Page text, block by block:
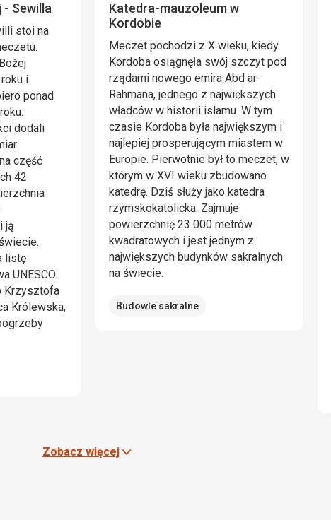
- Sewilla
stoi na
i
ponad
dodali
część
42
ją
listę
UNESCO.
Krzysztofa
Królewska,
Katedra-mauzoleum w
Kordobie
Meczet pochodzi z X wieku, kiedy
Kordoba osiągnęła swój szczyt pod
rządami nowego emira Abd ar-
Rahmana, jednego z największych
władców w historii islamu. W tym
czasie Kordoba była największym i
najlepiej prosperującym miastem w
Europie. Pierwotnie był to meczet, w
którym w XVI wieku zbudowano
katedrę. Dziś służy jako katedra
rzymskokatolicka. Zajmuje
powierzchnię 23 000 metrów
kwadratowych i jest jednym z
największych budynków sakralnych
na świecie.
Budowle sakralne
Zobacz więcej